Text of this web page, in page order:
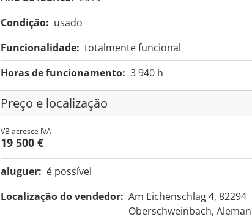
Condição: usado
Funcionalidade: totalmente funcional
Horas de funcionamento: 3 940 h
Preço e localização
VB acresce IVA
19 500 €
aluguer: é possível
Localização do vendedor: Am Eichenschlag 4, 82294
Oberschweinbach,